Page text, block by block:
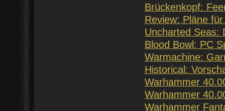
Brückenkopf:
Review: Pläne für
Uncharted Seas:
Blood Bowl: PC
Warmachine:
Historical:
Warhammer
Warhammer
Warhammer